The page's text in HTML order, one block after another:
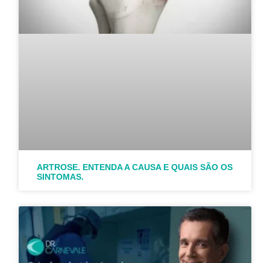
ARTROSE. ENTENDA A CAUSA E QUAIS SÃO OS
SINTOMAS.